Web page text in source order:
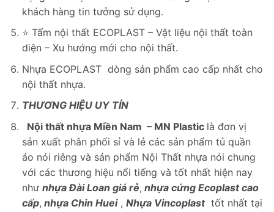
khách hàng tin tưởng sử dụng.
⭐️ Tấm nội thất ECOPLAST – Vật liệu nội thất toàn
diện – Xu hướng mới cho nội thất.
Nhựa ECOPLAST dòng sản phẩm cao cấp nhất cho
nội thất nhựa.
THƯƠNG HIỆU UY TÍN
Nội thất nhựa Miền Nam – MN Plastic là đơn vị
sản xuất phân phối sỉ và lẻ các sản phẩm tủ quần
áo nói riêng và sản phẩm Nội Thất nhựa nói chung
với các thương hiệu nổi tiếng và tốt nhất hiện nay
như nhựa Đài Loan giá rẻ, nhựa cứng Ecoplast cao
cấp, nhựa Chin Huei, Nhựa Vincoplasttốt nhất tại